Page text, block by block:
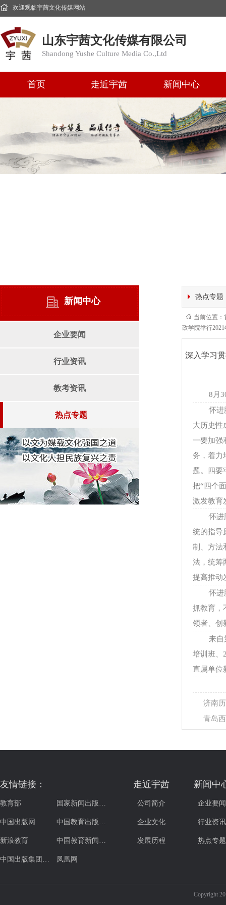
欢迎观临宇茜文化传媒网站
山东宇茜文化传媒有限公司
Shandong Yushe Culture Media Co.,Ltd
首页 走近宇茜 新闻中心
新闻中心
企业要闻
行业资讯
教考资讯
热点专题
热点专题
当前位置：
政学院举行
深入学习
8月
怀进
大历史性
一要加强
务，着力
题。四要
把“四个
激发教育
怀进
统的指导
制、方法
法，统筹
提高推动
怀进
抓教育，
领者、创
来自
培训班、
直属单位
济南
青岛
友情链接：
教育部 国家新闻出版…
中国出版网 中国教育出版…
新浪教育 中国教育新闻…
中国出版集团… 凤凰网
走近宇茜
公司简介
企业文化
发展历程
新闻中
企业要闻
行业资讯
热点专题
Copyright